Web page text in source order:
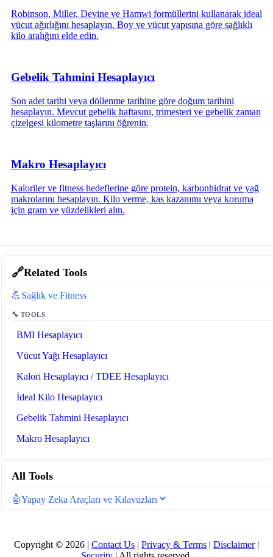
🔗Related Tools
💪Sağlık ve Fitness
🔧 TOOLS
BMI Hesaplayıcı
Vücut Yağı Hesaplayıcı
Kalori Hesaplayıcı / TDEE Hesaplayıcı
İdeal Kilo Hesaplayıcı
Gebelik Tahmini Hesaplayıcı
Makro Hesaplayıcı
All Tools
🤖Yapay Zeka Araçları ve Kılavuzları
Robinson, Miller, Devine ve Hamwi formüllerini kullanarak ideal
vücut ağırlığını hesaplayın. Boy ve vücut yapısına göre sağlıklı
kilo aralığını elde edin.
Gebelik Tahmini Hesaplayıcı
Son adet tarihi veya döllenme tarihine göre doğum tarihini
hesaplayın. Mevcut gebelik haftasını, trimesteri ve gebelik zaman
çizelgesi kilometre taşlarını öğrenin.
Makro Hesaplayıcı
Kaloriler ve fitness hedeflerine göre protein, karbonhidrat ve yağ
makrolarını hesaplayın. Kilo verme, kas kazanımı veya koruma
için gram ve yüzdelikleri alın.
Copyright © 2026 | Contact Us | Privacy & Terms | Disclaimer|